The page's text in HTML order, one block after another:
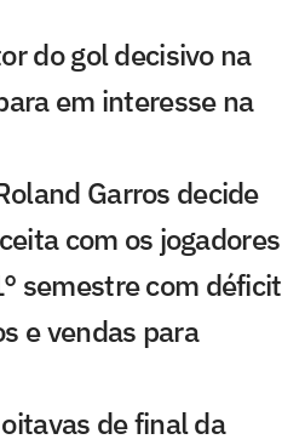
do gol decisivo na
em interesse na
Garros decide
com os jogadores
semestre com déficit
e vendas para
de final da